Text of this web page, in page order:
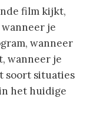
film kijkt,
je
wanneer
wanneer je
soort situaties
het huidige